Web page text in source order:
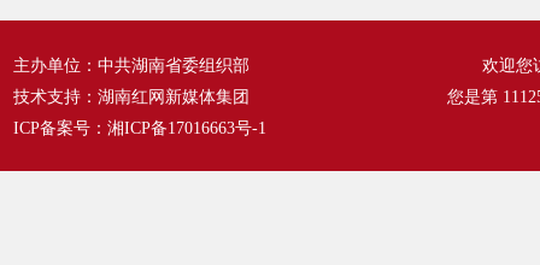
主办单位：中共湖南省委组织部
技术支持：湖南红网新媒体集团
ICP备案号： 湘ICP备17016663号-1
欢迎您
您是第